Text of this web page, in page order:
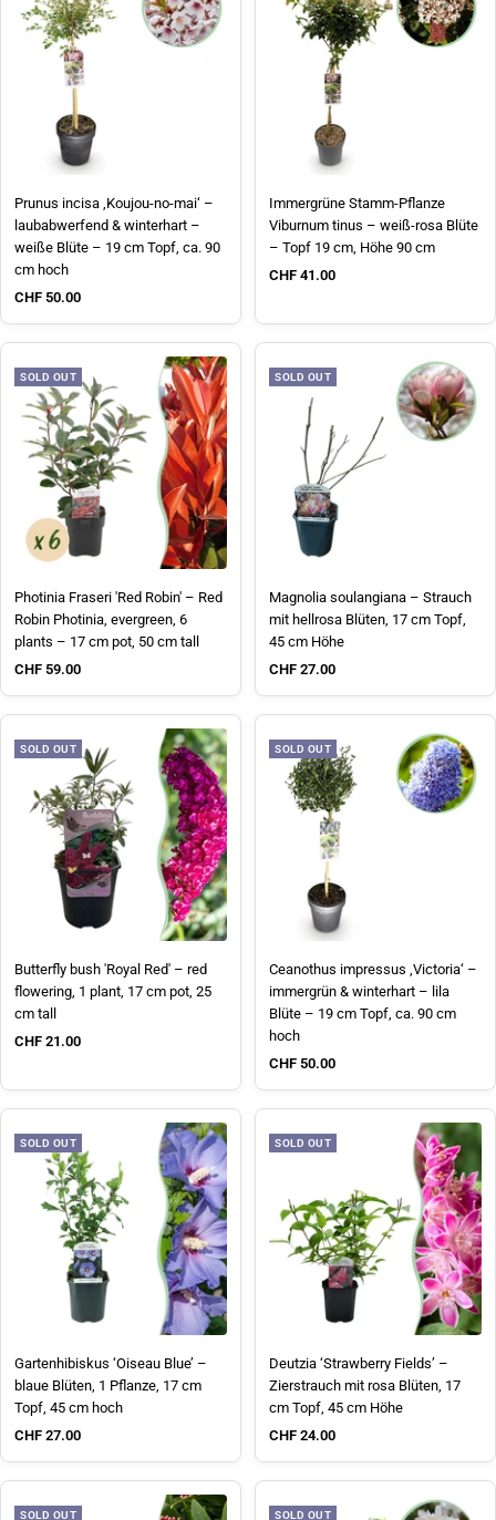
Prunus incisa ‚Koujou-no-mai‘ –
laubabwerfend & winterhart –
weiße Blüte – 19 cm Topf, ca. 90
cm hoch
Sale price
CHF 50.00
Immergrüne Stamm-Pflanze
Viburnum tinus – weiß-rosa Blüte
– Topf 19 cm, Höhe 90 cm
Sale price
CHF 41.00
SOLD OUT
Photinia Fraseri 'Red Robin' – Red
Robin Photinia, evergreen, 6
plants – 17 cm pot, 50 cm tall
Sale price
CHF 59.00
SOLD OUT
Magnolia soulangiana – Strauch
mit hellrosa Blüten, 17 cm Topf,
45 cm Höhe
Sale price
CHF 27.00
SOLD OUT
Butterfly bush 'Royal Red' – red
flowering, 1 plant, 17 cm pot, 25
cm tall
Sale price
CHF 21.00
SOLD OUT
Ceanothus impressus ‚Victoria‘ –
immergrün & winterhart – lila
Blüte – 19 cm Topf, ca. 90 cm
hoch
Sale price
CHF 50.00
SOLD OUT
Gartenhibiskus ‘Oiseau Blue’ –
blaue Blüten, 1 Pflanze, 17 cm
Topf, 45 cm hoch
Sale price
CHF 27.00
SOLD OUT
Deutzia ‘Strawberry Fields’ –
Zierstrauch mit rosa Blüten, 17
cm Topf, 45 cm Höhe
Sale price
CHF 24.00
SOLD OUT SOLD OUT